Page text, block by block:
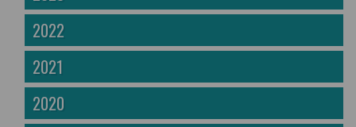
2022
2021
2020